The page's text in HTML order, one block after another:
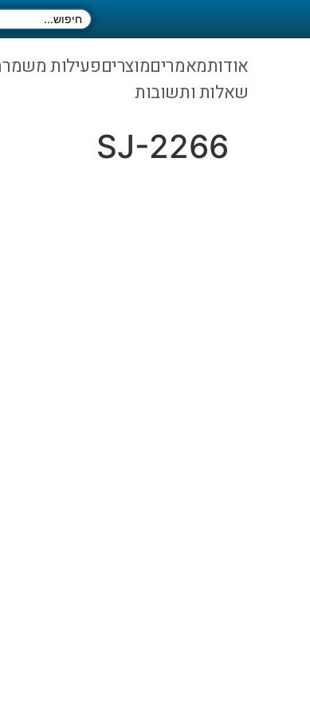
אודותמאמריםמוצריםפעילות
שאלות ותשובות
SJ-2266